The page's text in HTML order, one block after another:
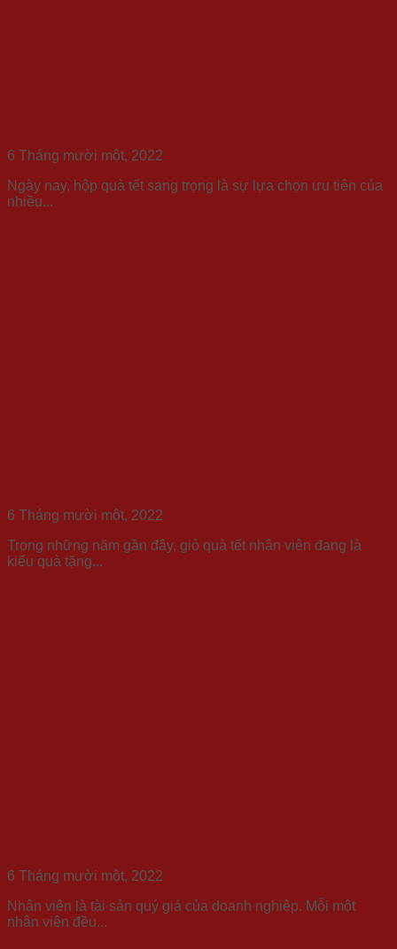
6 Tháng mười một, 2022
Ngày nay, hộp quà tết sang trọng là sự lựa chọn ưu tiên của
nhiều...
6 Tháng mười một, 2022
Trong những năm gần đây, giỏ quà tết nhân viên đang là
kiểu quà tặng...
6 Tháng mười một, 2022
Nhân viên là tài sản quý giá của doanh nghiệp. Mỗi một
nhân viên đều...